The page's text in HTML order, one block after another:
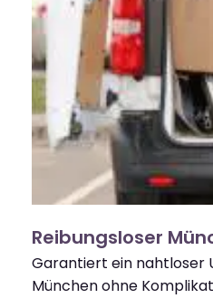
Reibungsloser
Garantiert ein nahtloser
München ohne